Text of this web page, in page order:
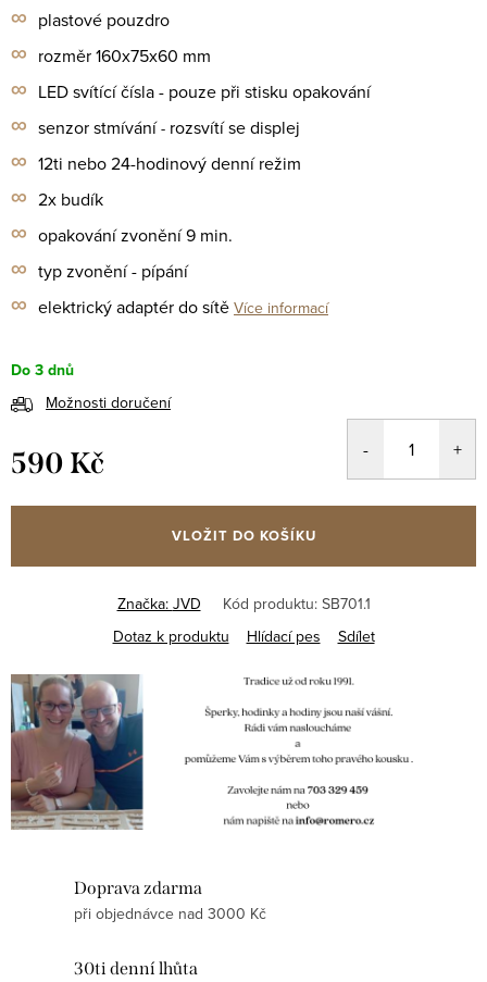
∞ plastové pouzdro
∞ rozměr 160x75x60 mm
∞ LED svítící čísla - pouze při stisku opakování
∞ senzor stmívání- rozsvítí se displej
∞ 12ti nebo 24-hodinový denní režim
∞ 2x budík
∞ opakování zvonění 9 min.
∞ typ zvonění - pípání
∞ elektrický adaptér do sítě Více informací
Do 3 dnů
Možnosti doručení
590 Kč
cena:
VLOŽIT DO KOŠÍKU
Značka: JVD Kód produktu: SB701.1
Dotaz k produktu
Hlídací pes Sdílet
Doprava zdarma
při objednávce nad 3000 Kč
30ti denní lhůta